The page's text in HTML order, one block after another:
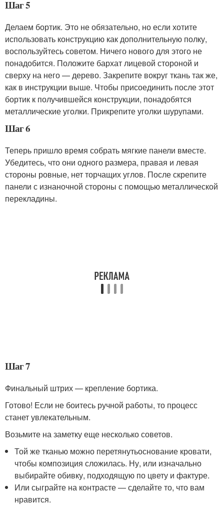
Шаг 5
Делаем бортик. Это не обязательно, но если хотите
использовать конструкцию как дополнительную полку,
воспользуйтесь советом. Ничего нового для этого не
понадобится. Положите бархат лицевой стороной и
сверху на него — дерево. Закрепите вокруг ткань так же,
как в инструкции выше. Чтобы присоединить после этот
бортик к получившейся конструкции, понадобятся
металлические уголки. Прикрепите уголки шурупами.
Шаг 6
Теперь пришло время собрать мягкие панели вместе.
Убедитесь, что они одного размера, правая и левая
стороны ровные, нет торчащих углов. После скрепите
панели с изнаночной стороны с помощью металлической
перекладины.
Шаг 7
Финальный штрих — крепление бортика.
Готово! Если не боитесь ручной работы, то процесс
станет увлекательным.
Возьмите на заметку еще несколько советов.
Той же тканью можно перетянутьоснование кровати,
чтобы композиция сложилась. Ну, или изначально
выбирайте обивку, подходящую по цвету и фактуре.
Или сыграйте на контрасте — сделайте то, что вам
нравится.